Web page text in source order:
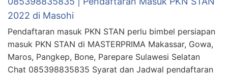
2022 di Masohi
Pendaftaran masuk PKN STAN perlu bimbel persiapan
masuk PKN STAN di MASTERPRIMA Makassar, Gowa,
Maros, Pangkep, Bone, Parepare Sulawesi Selatan
Chat 085398835835 Syarat dan Jadwal pendaftaran